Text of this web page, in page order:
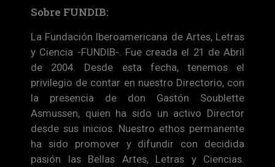
Sobre FUNDIB:
La Fundación Iberoamericana de Artes, Letras
y Ciencia -FUNDIB-. Fue creada el 21 de Abril
de 2004. Desde esta fecha, tenemos el
privilegio de contar en nuestro Directorio, con
la presencia de don Gastón Soublette
Asmussen, quien ha sido un activo Director
desde sus inicios. Nuestro ethos permanente
ha sido promover y difundir con decidida
pasión las Bellas Artes, Letras y Ciencias.